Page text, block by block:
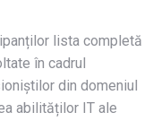
lista completă
în cadrul
din domeniul
abilităților IT ale